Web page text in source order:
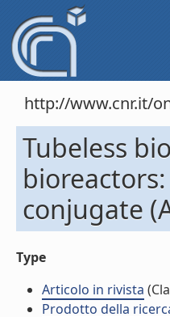
http://www.cnr.it/
Tubeless
conjugate
Type
Articolo in rivista
Prodotto della